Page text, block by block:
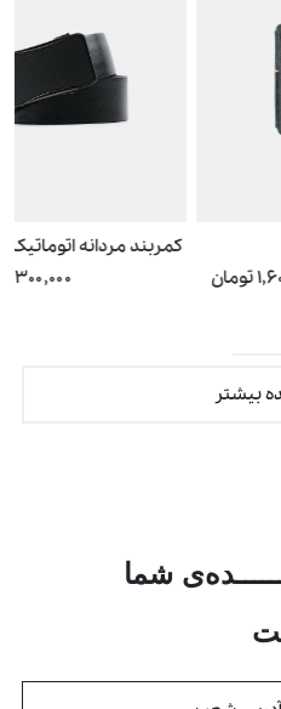
کمربند مردانه اتوماتیک 0108
۲,۳۰۰,۰۰۰ تومان
بیشتر
شما